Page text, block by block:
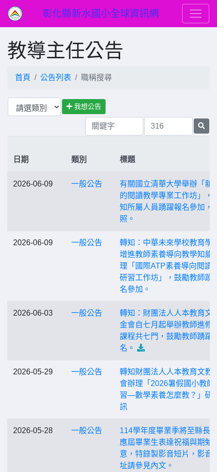
彰化縣新水國小全球資訊網
教導主任公告
首頁 公告列表 職稱搜尋
我想公告
日期 類別 標題
2026-06-09 一般公告
有關國立清華大學舉辦「新
的閱讀教學專業工作坊」，
知所屬人員踴躍報名參加，
照。
2026-06-09 一般公告
轉知：中華未來學校教育學
增進教師素養導向教學知能
理「國際ATP素養導向閱讀
研習工作坊」，鼓勵教師踴
名參加。
2026-06-03 一般公告
轉知：財團法人人本教育文
金會自七月起舉辦教師進修
課程共七門，鼓勵教師踴躍
名。
2026-05-29 一般公告
轉知財團法人人本教育文教
會辦理「2026暑假國小教師
習—數學素養怎麼教？」研
訊
2026-05-28 一般公告
114學年度畢業季將至縣長
應屆畢業生表達祝福與期勉
意，特錄製影音短片，影音
址請參見內文。